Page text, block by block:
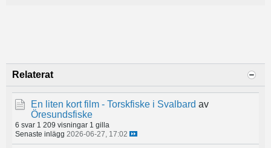
Relaterat
En liten kort film - Torskfiske i Svalbard av
Öresundsfiske
6 svar 1 209 visningar 1 gilla
Senaste inlägg 2026-06-27, 17:02